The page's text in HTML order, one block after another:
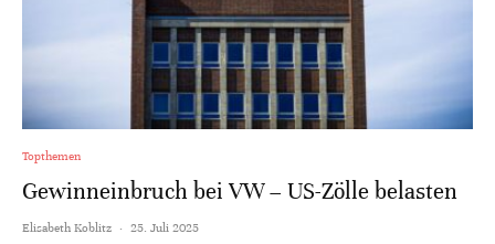
Topthemen
Gewinneinbruch bei VW – US-Zölle belasten
Elisabeth Koblitz · 25. Juli 2025